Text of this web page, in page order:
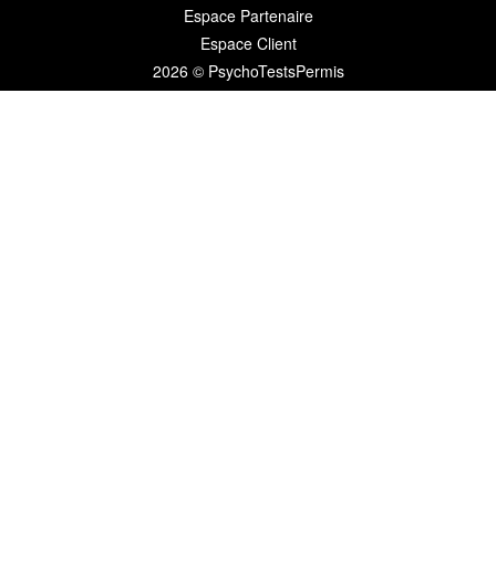
Espace Partenaire
Espace Client
2026 © PsychoTestsPermis